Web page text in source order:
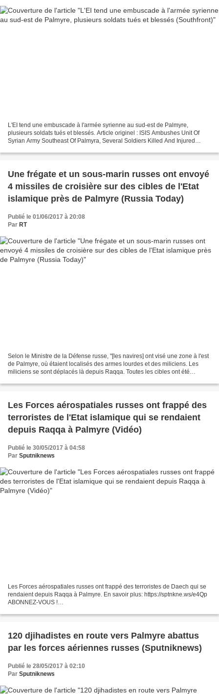
L'EI tend une embuscade à l'armée syrienne au sud-est de Palmyre,
plusieurs soldats tués et blessés. Article originel : ISIS Ambushes Unit Of
Syrian Army Southeast Of Palmyra, Several Soldiers Killed And Injured
Une frégate et un sous-marin russes ont envoyé
4 missiles de croisière sur des cibles de l'Etat
islamique près de Palmyre (Russia Today)
Publié le 01/06/2017 à 20:08
Par RT
Selon le Ministre de la Défense russe, "[les navires] ont visé une zone à l'est
de Palmyre, où étaient localisés des armes lourdes et des miliciens. Les
miliciens se sont déplacés là depuis Raqqa. Toutes les cibles ont été
Les Forces aérospatiales russes ont frappé des
terroristes de l'Etat islamique qui se rendaient
depuis Raqqa à Palmyre (Vidéo)
Publié le 30/05/2017 à 04:58
Par Sputniknews
Les Forces aérospatiales russes ont frappé des terroristes de Daech qui se
rendaient depuis Raqqa à Palmyre. En savoir plus: https://sptnkne.ws/e4Qp
ABONNEZ-VOUS !
sub_confirmation=1 SUIVEZ-NOUS...
120 djihadistes en route vers Palmyre abattus
par les forces aériennes russes (Sputniknews)
Publié le 28/05/2017 à 02:10
Par Sputniknews